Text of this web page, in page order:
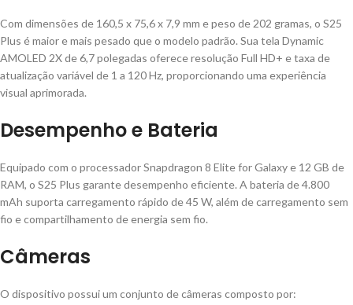
Com dimensões de 160,5 x 75,6 x 7,9 mm e peso de 202 gramas, o S25
Plus é maior e mais pesado que o modelo padrão. Sua tela Dynamic
AMOLED 2X de 6,7 polegadas oferece resolução Full HD+ e taxa de
atualização variável de 1 a 120 Hz, proporcionando uma experiência
visual aprimorada.
Desempenho e Bateria
Equipado com o processador Snapdragon 8 Elite for Galaxy e 12 GB de
RAM, o S25 Plus garante desempenho eficiente. A bateria de 4.800
mAh suporta carregamento rápido de 45 W, além de carregamento sem
fio e compartilhamento de energia sem fio.
Câmeras
O dispositivo possui um conjunto de câmeras composto por: